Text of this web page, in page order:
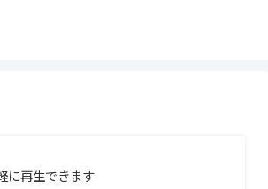
に再生できます